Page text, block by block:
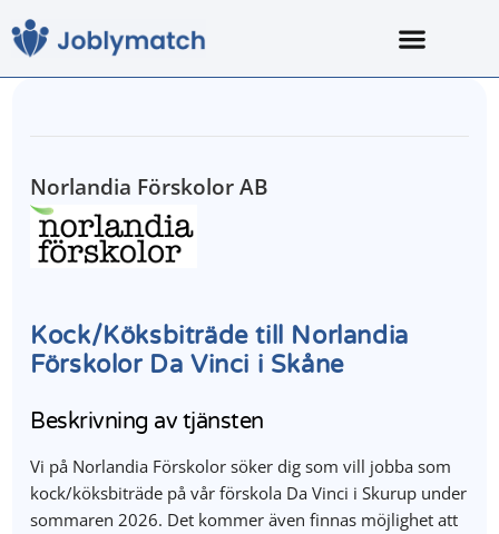
Norlandia Förskolor AB
Kock/Köksbiträde till Norlandia
Förskolor Da Vinci i Skåne
Beskrivning av tjänsten
Vi på Norlandia Förskolor söker dig som vill jobba som
kock/köksbiträde på vår förskola Da Vinci i Skurup under
sommaren 2026. Det kommer även finnas möjlighet att